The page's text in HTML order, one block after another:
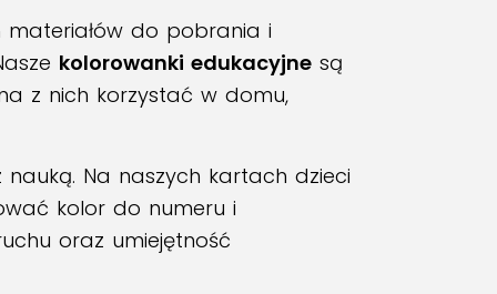
do pobrania i
kolorowanki edukacyjne są
z nich korzystać w domu,
Na naszych kartach dzieci
kolor do numeru i
oraz umiejętność